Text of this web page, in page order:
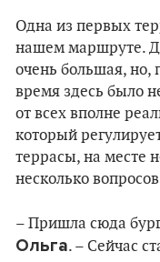
Одна из первых
нашем маршруте.
очень большая, но,
время здесь было
от всех вполне
который
террасы, на месте
несколько
– Пришла сюда
Ольга. – Сейчас